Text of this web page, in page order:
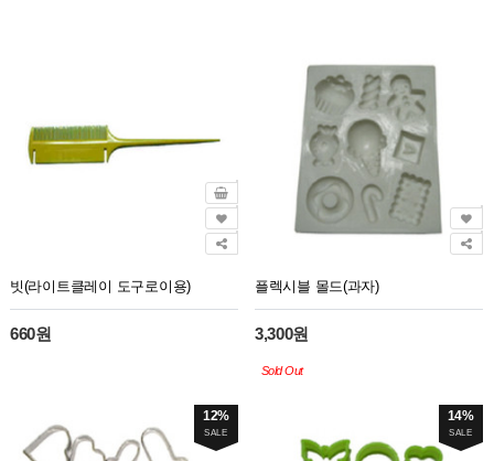
빗(라이트클레이 도구로이용)
660원
플렉시블 몰드(과자)
3,300원
Sold Out
12%
SALE
14%
SALE